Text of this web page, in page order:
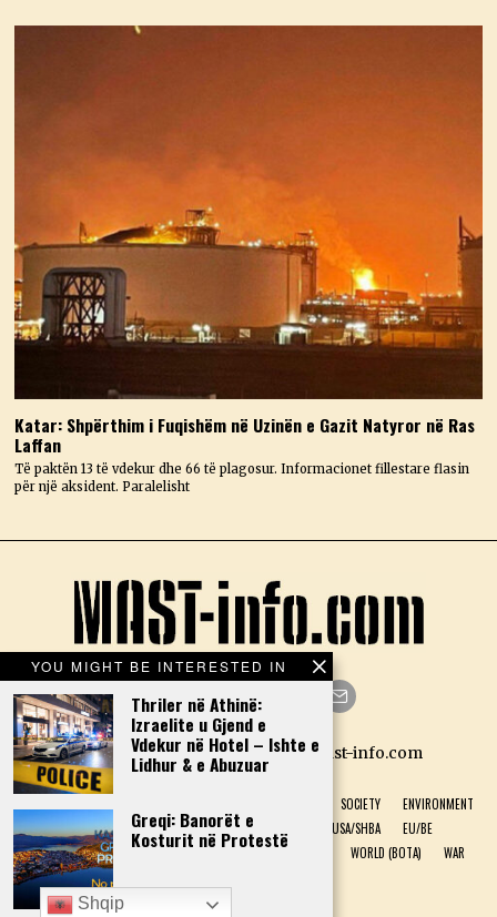
Katar: Shpërthim i Fuqishëm në Uzinën e Gazit Natyror në Ras
Laffan
Të paktën 13 të vdekur dhe 66 të plagosur. Informacionet fillestare flasin
për një aksident. Paralelisht
YOU MIGHT BE INTERESTED IN
Thriler në Athinë:
Izraelite u Gjend e
Vdekur në Hotel – Ishte e
Lidhur & e Abuzuar
Greqi: Banorët e
Kosturit në Protestë
Facebook
TwitterInstagram
Designed by N.D. — Copyright Mast-info.com
SOCIETY
ENVIRONMENT
NATURAL PHENOMENON
HEALTH USA/SHBA
EU/BE
ALBANIA (SHQIPËRI)
GREECE (GREQI) TECHNOLOGY WORLD (BOTA)
WAR
Shqip